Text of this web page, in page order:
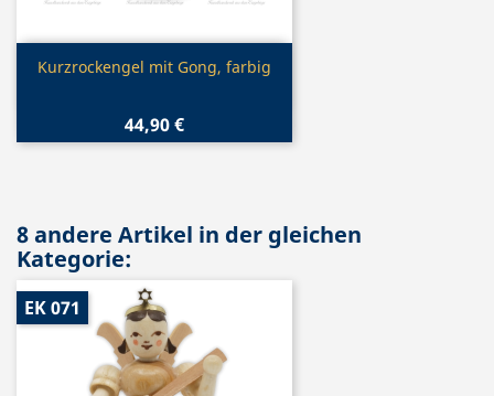
Vorschau
Kurzrockengel mit Gong, farbig
44,90 €
8 andere Artikel in der gleichen
Kategorie:
EK 071